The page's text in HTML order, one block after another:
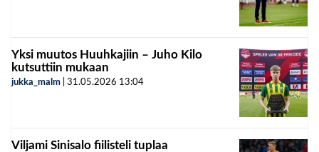
Yksi muutos Huuhkajiin – Juho Kilo
kutsuttiin mukaan
jukka_malm 31.05.2026 13:04
Viljami Sinisalo fiilisteli tuplaa